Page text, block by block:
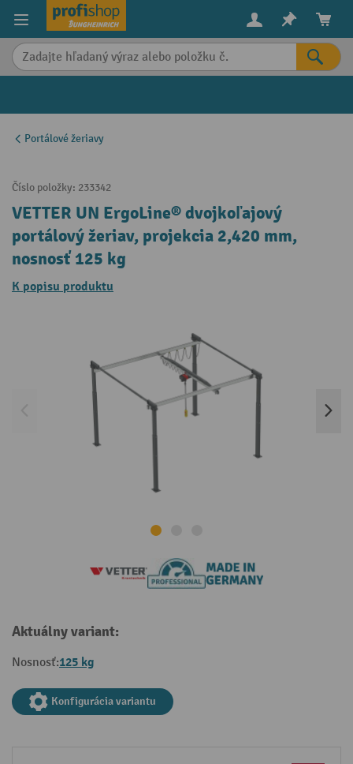
content
Portálové žeriavy
Číslo položky: 233342
VETTER UN ErgoLine® dvojkoľajový
portálový žeriav, projekcia 2,420 mm,
nosnosť 125 kg
K popisu produktu
Aktuálny variant:
Nosnosť:125 kg
Konfigurácia variantu